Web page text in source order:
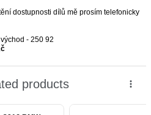
dostupnosti dílů mě prosím telefonicky
- 250 92